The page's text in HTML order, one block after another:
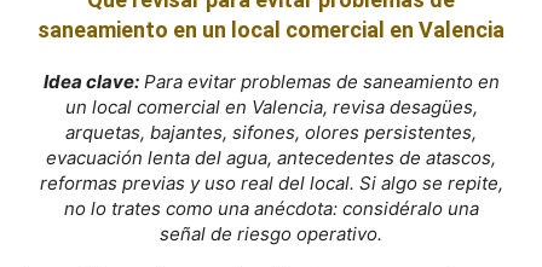
saneamiento en un local comercial en Valencia
Idea clave:Para evitar problemas de saneamiento en
un local comercial en Valencia, revisa desagües,
arquetas, bajantes, sifones, olores persistentes,
evacuación lenta del agua, antecedentes de atascos,
reformas previas y uso real del local. Si algo se repite,
no lo trates como una anécdota: considéralo una
señal de riesgo operativo.